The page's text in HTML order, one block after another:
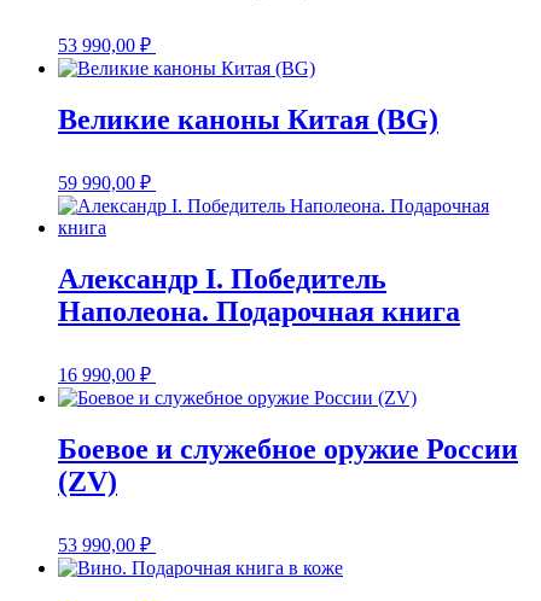
53 990,00 ₽
Великие каноны Китая (BG)
59 990,00 ₽
Александр I. Победитель
Наполеона. Подарочная книга
16 990,00 ₽
Боевое и служебное оружие России
(ZV)
53 990,00 ₽